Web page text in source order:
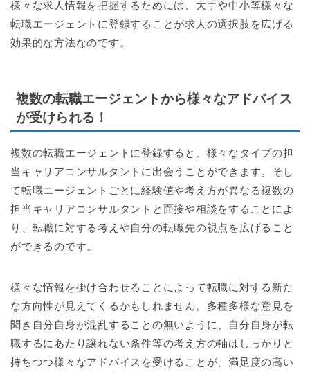
様々な求人情報を把握するためには、大手や中小等様々な
転職エージェントに登録することが求人の選択肢を広げる
効果的な方法なのです。
複数の転職エージェントから様々なアドバイス
が受けられる！
複数の転職エージェントに登録すると、様々なタイプの担
当キャリアコンサルタントに出会うことができます。そし
て転職エージェントごとに経験値や考え方が異なる複数の
担当キャリアコンサルタントと面接や相談をすることによ
り、転職に対する考えや自分の転職先の視点を広げること
ができるのです。
様々な情報を掛け合わせることによって転職に対する新た
な方向性が見えてくるかもしれません。多種多様な意見を
聞き自分自身が混乱することの無いように、自分自身が転
職するにあたり譲れない条件等の考え方の軸はしっかりと
持ちつつ様々なアドバイスを受けることが、満足度の高い